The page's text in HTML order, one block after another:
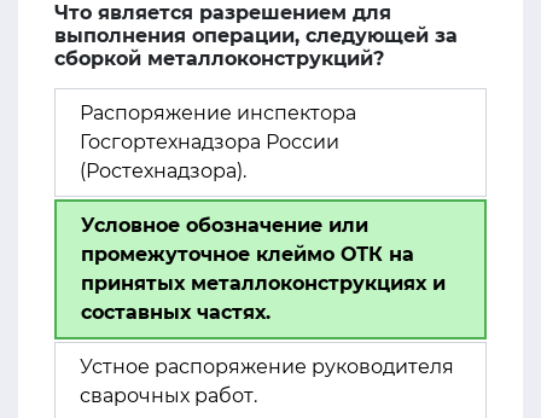
Что является разрешением для
выполнения операции, следующей за
сборкой металлоконструкций?
Распоряжение инспектора
Госгортехнадзора России
(Ростехнадзора).
Условное обозначение или
промежуточное клеймо ОТК на
принятых металлоконструкциях и
составных частях.
Устное распоряжение руководителя
сварочных работ.